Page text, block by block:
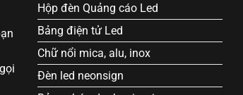
Hộp đèn Quảng cáo Led
Bảng điện tử Led
Chữ nổi mica, alu, inox
Đèn led neonsign